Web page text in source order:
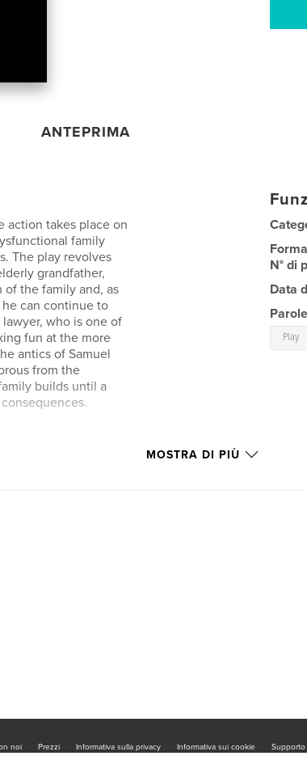
ANTEPRIMA
action takes place on
family
The play revolves
grandfather,
of the family and, as
can continue to
who is one of
fun at the more
antics of Samuel
from the
builds until a
N° di
Data
Play
MOSTRA DI PIÙ
noi Prezzi Informativa sulla privacy Informativa sui cookie Supporto